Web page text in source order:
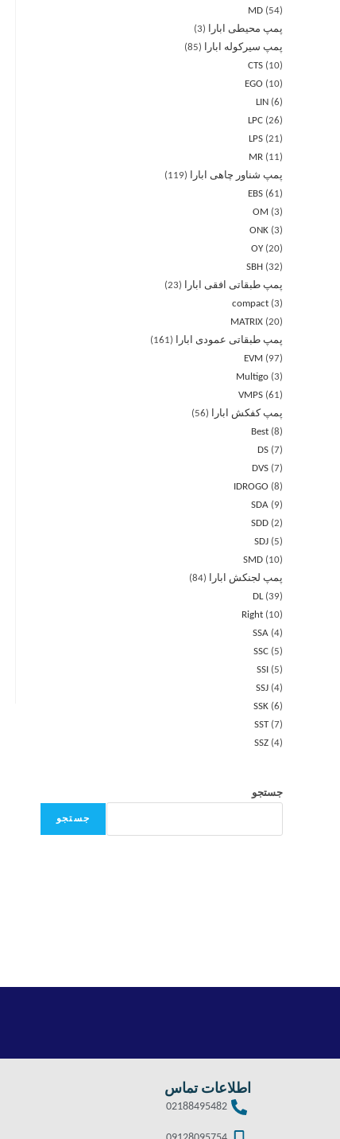
MD
54
پمپ محیطی ابارا
3
پمپ سیرکوله ابارا
85
CTS
10
EGO
10
LIN 6
LPC 26
LPS 21
MR
11
پمپ شناور چاهی ابارا
119
EBS 61
OM
3
ONK 3
OY 20
SBH 32
پمپ طبقاتی افقی ابارا
23
compact 3
MATRIX 20
پمپ طبقاتی عمودی ابارا
161
EVM
97
Multigo 3
VMPS 61
پمپ کفکش ابارا
56
Best 8
DS 7
DVS 7
IDROGO
8
SDA
9
SDD 2
SDJ
5
SMD
10
پمپ لجنکش ابارا
84
DL 39
Right
10
SSA 4
SSC
5
SSI
5
SSJ 4
SSK 6
SST 7
SSZ 4
جستجو
جستجو
اطلاعات تماس
02188495482